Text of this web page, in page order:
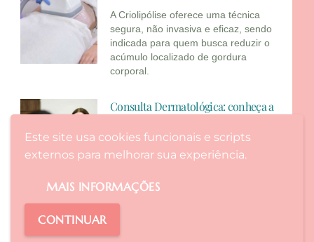
Este site usa cookies funcionais e scripts
externos para melhorar sua experiência.
MAIS INFORMAÇÕES
CONTINUAR
A Criolipólise oferece uma técnica
segura, não invasiva e eficaz, sendo
indicada para quem busca reduzir o
acúmulo localizado de gordura
corporal.
Consulta Dermatológica: conheça a
Visitar periodicamente um
dermatologista é essencial para
consequentemente, a saúde do corpo